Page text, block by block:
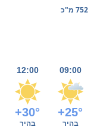
752 מ"כ
09:00
12:00
+25°
+30°
בהיר בהיר